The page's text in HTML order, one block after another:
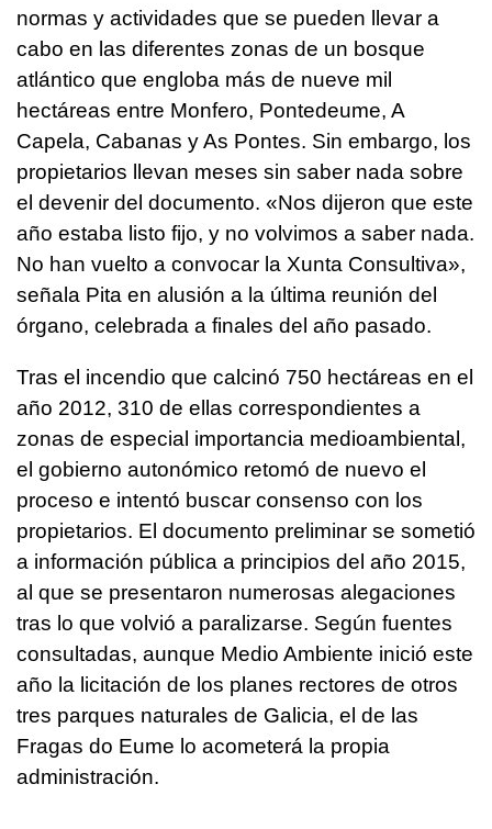
normas y actividades que se pueden llevar a
cabo en las diferentes zonas de un bosque
atlántico que engloba más de nueve mil
hectáreas entre Monfero, Pontedeume, A
Capela, Cabanas y As Pontes. Sin embargo, los
propietarios llevan meses sin saber nada sobre
el devenir del documento. «Nos dijeron que este
año estaba listo fijo, y no volvimos a saber nada.
No han vuelto a convocar la Xunta Consultiva»,
señala Pita en alusión a la última reunión del
órgano, celebrada a finales del año pasado.
Tras el incendio que calcinó 750 hectáreas en el
año 2012, 310 de ellas correspondientes a
zonas de especial importancia medioambiental,
el gobierno autonómico retomó de nuevo el
proceso e intentó buscar consenso con los
propietarios. El documento preliminar se sometió
a información pública a principios del año 2015,
al que se presentaron numerosas alegaciones
tras lo que volvió a paralizarse. Según fuentes
consultadas, aunque Medio Ambiente inició este
año la licitación de los planes rectores de otros
tres parques naturales de Galicia, el de las
Fragas do Eume lo acometerá la propia
administración.